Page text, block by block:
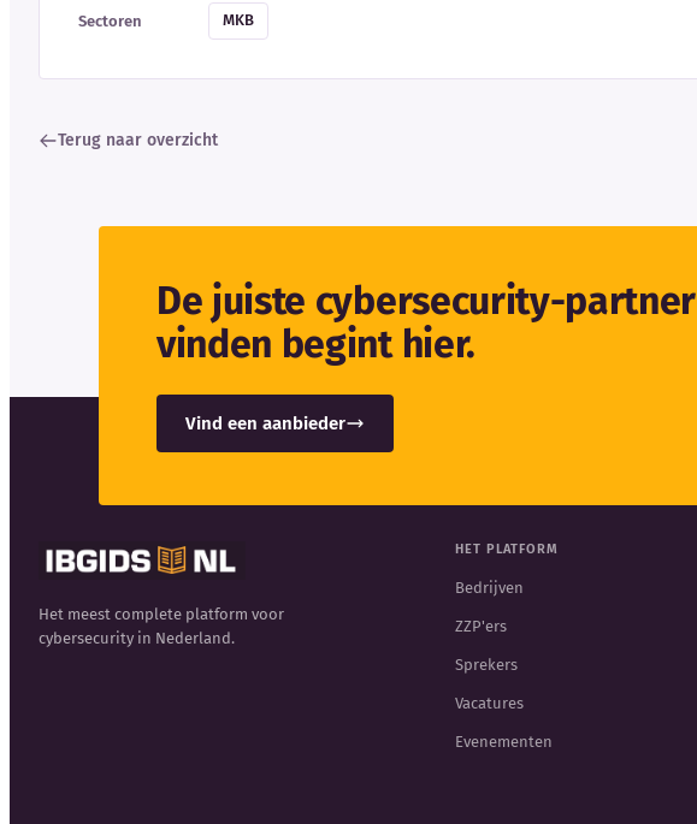
Sectoren MKB
Terug naar overzicht
De juiste cybersecurity-partner
vinden begint hier.
Vind een aanbieder
Het meest complete platform voor
cybersecurity in Nederland.
HET PLATFORM
Bedrijven
ZZP'ers
Sprekers
Vacatures
Evenementen